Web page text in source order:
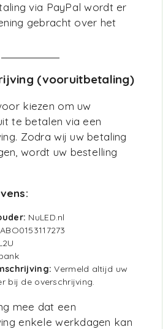
via PayPal wordt er
gebracht over het
(vooruitbetaling)
kiezen om uw
te betalen via een
Zodra wij uw betaling
wordt uw bestelling
NuLED.nl
Vermeld altijd uw
bij de overschrijving.
mee dat een
enkele werkdagen kan